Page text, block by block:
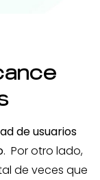
de usuarios
. Por otro lado,
de veces que